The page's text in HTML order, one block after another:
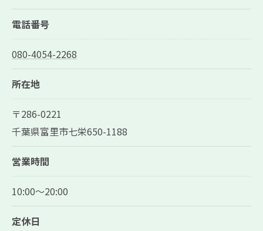
電話番号
080-4054-2268
所在地
〒286-0221
千葉県富里市七栄650-1188
営業時間
10:00～20:00
定休日